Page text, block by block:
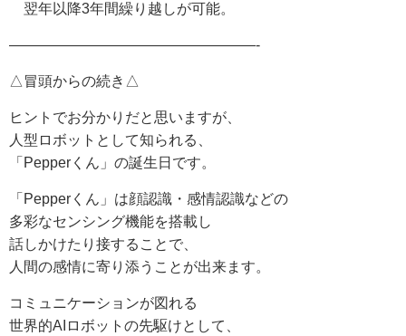
翌年以降3年間繰り越しが可能。
—————————————————-
△冒頭からの続き△
ヒントでお分かりだと思いますが、
人型ロボットとして知られる、
「Pepperくん」の誕生日です。
「Pepperくん」は顔認識・感情認識などの
多彩なセンシング機能を搭載し
話しかけたり接することで、
人間の感情に寄り添うことが出来ます。
コミュニケーションが図れる
世界的AIロボットの先駆けとして、